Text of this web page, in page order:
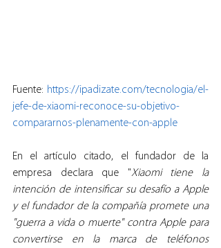
Fuente: https://ipadizate.com/tecnologia/el-
jefe-de-xiaomi-reconoce-su-objetivo-
compararnos-plenamente-con-apple
En el artículo citado, el fundador de la
empresa declara que "Xiaomi tiene la
intención de intensificar su desafío a Apple
y el fundador de la compañía promete una
"guerra a vida o muerte" contra Apple para
convertirse en la marca de teléfonos